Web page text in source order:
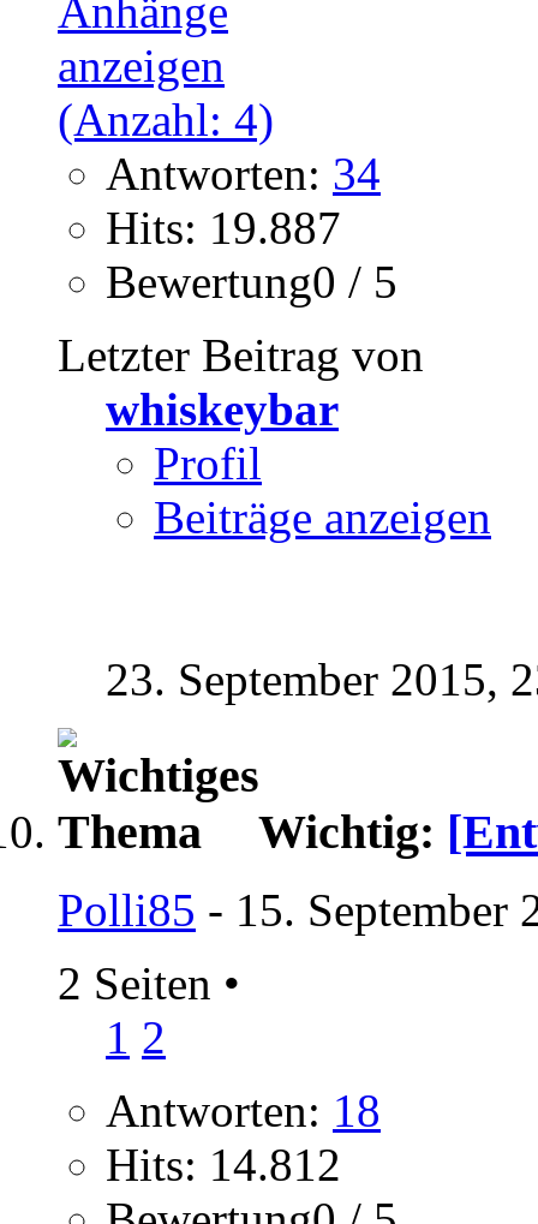
Antworten: 34
Hits: 19.887
Bewertung0 / 5
Letzter Beitrag von
whiskeybar
Profil
Beiträge anzeigen
23. September 2015,
Wichtig:
Polli85 - 15. September
2 Seiten •
1 2
Antworten: 18
Hits: 14.812